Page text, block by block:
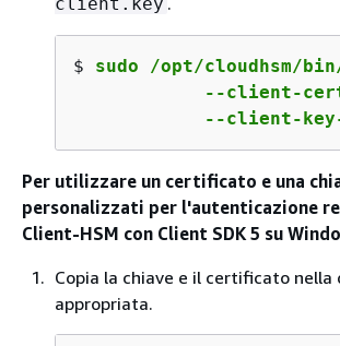
$ sudo /opt/cloudhsm/
--client-
--client-
Per utilizzare un certificato e una
personalizzati per l'autenticazione
Client-HSM con Client SDK 5 su
Copia la chiave e il certificato
appropriata.